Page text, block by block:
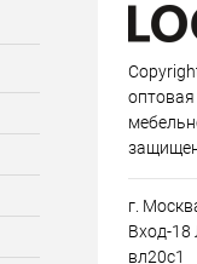
г.
Вход-18
вл20с1